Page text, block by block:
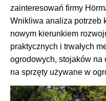
zainteresowań firmy
Wnikliwa analiza potrzeb
nowym kierunkiem
praktycznych i trwałych
ogrodowych, stojaków na
na sprzęty używane w